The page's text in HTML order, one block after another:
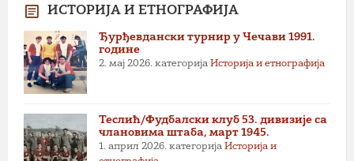
ИСТОРИЈА И ЕТНОГРАФИЈА
Ђурђевдански турнир у Чечави 1991.
године
2. мај 2026. категорија Историја и етнографија
Теслић/Фудбалски клуб 53. дивизије са
члановима штаба, март 1945.
1. април 2026. категорија Историја и